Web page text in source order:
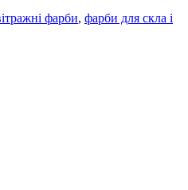
фарби, фарби для скла і